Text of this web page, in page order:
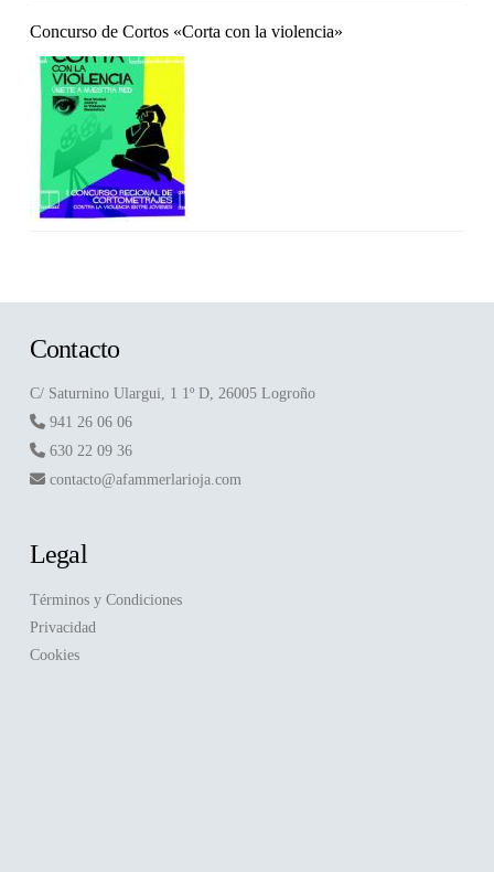
Concurso de Cortos «Corta con la violencia»
Contacto
C/ Saturnino Ulargui, 1 1º D, 26005 Logroño
941 26 06 06
630 22 09 36
contacto@afammerlarioja.com
Legal
Términos y Condiciones
Privacidad
Cookies